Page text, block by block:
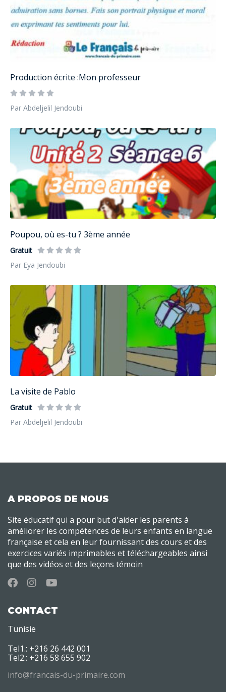
Production écrite :Mon professeur
Par Abdeljelil Jendoubi
Poupou, où es-tu ? 3ème année
Gratuit
Par Eya Jendoubi
La visite de Pablo
Gratuit
Par Abdeljelil Jendoubi
A PROPOS DE NOUS
Site éducatif qui a pour but d'aider les parents à
améliorer les compétences de leurs enfants en langue
française et cela en leur fournissant des cours et des
exercices variés imprimables et téléchargeables ainsi
que des vidéos et des leçons témoin
CONTACT
Tunisie
Tel1.: +216 26 442 001
Tel2.: +216 58 655 902
info@francais-du-primaire.com